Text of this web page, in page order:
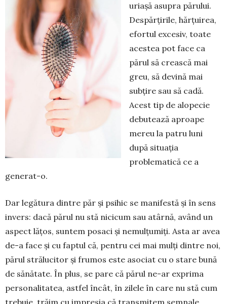
uriașă asupra părului.
Despărțirile, hărțuirea,
efortul excesiv, toate
aces­tea pot face ca
părul să crească mai
greu, să de­vină mai
subțire sau să cadă.
Acest tip de alo­pecie
debutează aproape
mereu la patru luni
după situația
problematică ce a
generat-o.
Dar legătura dintre păr și psihic se manifestă și în sens
invers: dacă părul nu stă nicicum sau atârnă, având un
aspect lățos, suntem posaci și nemulțumiți. Asta ar avea
de-a face și cu faptul că, pentru cei mai mulți dintre noi,
părul strălu­citor și frumos este asociat cu o stare bună
de să­nătate. În plus, se pare că părul ne-ar expri­ma
personalitatea, astfel încât, în zilele în care nu stă cum